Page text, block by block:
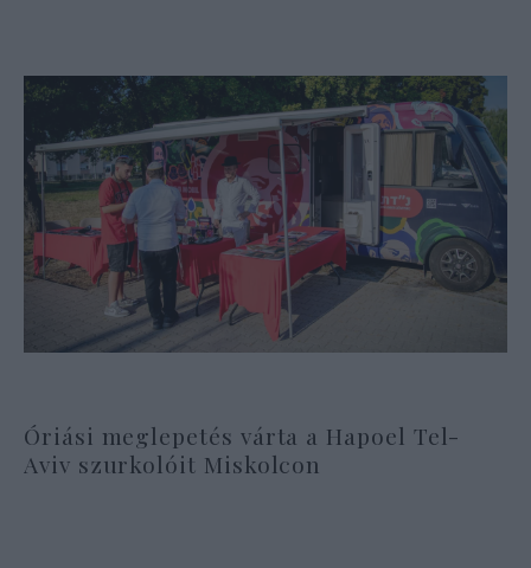
Óriási meglepetés várta a Hapoel Tel-
Aviv szurkolóit Miskolcon